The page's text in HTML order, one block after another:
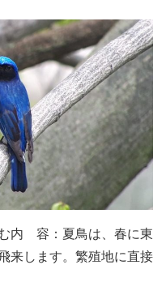
内 容：夏鳥は、春に東
来します。繁殖地に直接